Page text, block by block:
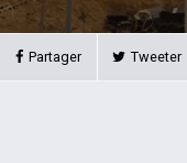
Partager Tweeter